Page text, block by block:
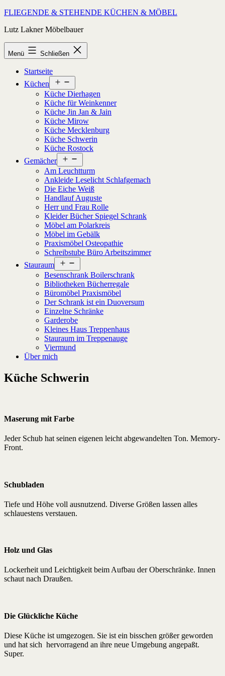
Zum
springen
FLIEGENDE & STEHENDE KÜCHEN & MÖBEL
Lutz Lakner Möbelbauer
Menü Schließen
Startseite
Küchen
öffnen
Küche Dierhagen
Küche für Weinkenner
Küche Jin Jan & Jain
Küche Mirow
Küche Mecklenburg
Küche Schwerin
Küche Rostock
Gemächer
öffnen
Am Leuchtturm
Ankleide Leselicht Schlafgemach
Die Eiche Weiß
Handlauf Auguste
Herr und Frau Rolle
Kleider Bücher Spiegel Schrank
Möbel am Polarkreis
Möbel im Gebälk
Praxismöbel Osteopathie
Schreibstube Büro Arbeitszimmer
Stauraum
öffnen
Besenschrank Boilerschrank
Bibliotheken Bücherregale
Büromöbel Praxismöbel
Der Schrank ist ein Duoversum
Einzelne Schränke
Garderobe
Kleines Haus Treppenhaus
Stauraum im Treppenauge
Viermund
Über mich
Küche Schwerin
Maserung mit Farbe
Jeder Schub hat seinen eigenen leicht abgewandelten Ton. Memory-
Front.
Schubladen
Tiefe und Höhe voll ausnutzend. Diverse Größen lassen alles
schlauestens verstauen.
Holz und Glas
Lockerheit und Leichtigkeit beim Aufbau der Oberschränke. Innen
schaut nach Draußen.
Die Glückliche Küche
Diese Küche ist umgezogen. Sie ist ein bisschen größer geworden
und hat sich hervorragend an ihre neue Umgebung angepaßt.
Super.